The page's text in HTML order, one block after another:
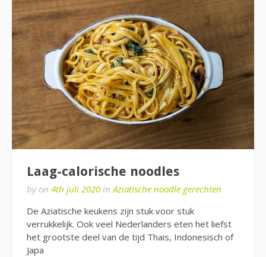
Laag-calorische noodles
by on 4th juli 2020 inAziatische noodle gerechten
De Aziatische keukens zijn stuk voor stuk
verrukkelijk. Ook veel Nederlanders eten het liefst
het grootste deel van de tijd Thais, Indonesisch of
Japa